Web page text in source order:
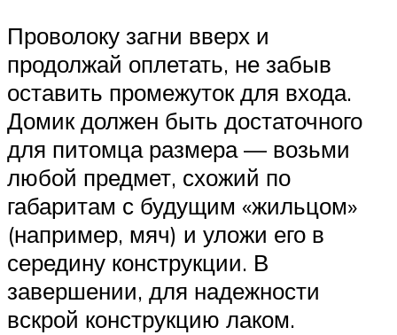
Проволоку загни вверх и
продолжай оплетать, не забыв
оставить промежуток для входа.
Домик должен быть достаточного
для питомца размера — возьми
любой предмет, схожий по
габаритам с будущим «жильцом»
(например, мяч) и уложи его в
середину конструкции. В
завершении, для надежности
вскрой конструкцию лаком.